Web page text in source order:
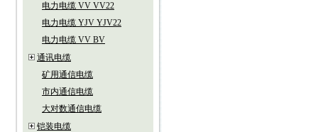
电力电缆 VV VV22
电力电缆 YJV YJV22
电力电缆 VV BV
通讯电缆
矿用通信电缆
市内通信电缆
大对数通信电缆
铠装电缆